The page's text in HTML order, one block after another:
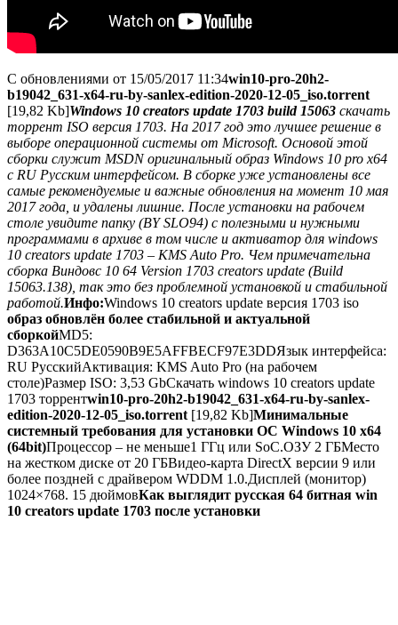
С обновлениями от 15/05/2017 11:34win10-pro-20h2-
b19042_631-x64-ru-by-sanlex-edition-2020-12-05_iso.torrent
[19,82 Kb]Windows 10 creators update 1703 build 15063 скачать
торрент ISO версия 1703. На 2017 год это лучшее решение в
выборе операционной системы от Microsoft. Основой этой
сборки служит MSDN оригинальный образ Windows 10 pro x64
с RU Русским интерфейсом. В сборке уже установлены все
самые рекомендуемые и важные обновления на момент 10 мая
2017 года, и удалены лишние. После установки на рабочем
столе увидите папку (BY SLO94) с полезными и нужными
программами в архиве в том числе и активатор для windows
10 creators update 1703 – KMS Auto Pro. Чем примечательна
сборка Виндовс 10 64 Version 1703 creators update (Build
15063.138), так это без проблемной установкой и стабильной
работой.Инфо:Windows 10 creators update версия 1703 iso
образ обновлён более стабильной и актуальной
сборкойMD5:
D363A10C5DE0590B9E5AFFBECF97E3DDЯзык интерфейса:
RU РусскийАктивация: KMS Auto Pro (на рабочем
столе)Размер ISO: 3,53 GbCкачать windows 10 creators update
1703 торрентwin10-pro-20h2-b19042_631-x64-ru-by-sanlex-
edition-2020-12-05_iso.torrent [19,82 Kb]Минимальные
системный требования для установки ОС Windows 10 x64
(64bit)Процессор – не меньше1 ГГц или SoC.ОЗУ 2 ГБМесто
на жестком диске от 20 ГБВидео-карта DirectX версии 9 или
более поздней с драйвером WDDM 1.0.Дисплей (монитор)
1024×768. 15 дюймовКак выглядит русская 64 битная win
10 creators update 1703 после установки